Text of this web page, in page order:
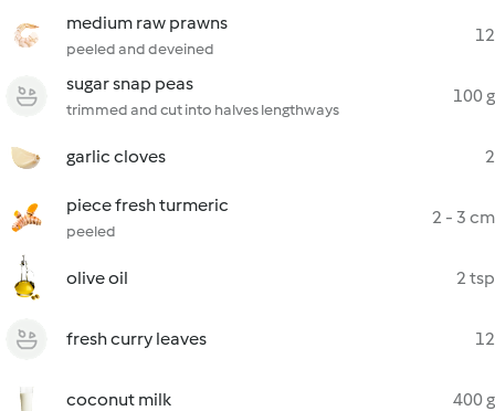
medium raw prawns
peeled and deveined
12
sugar snap peas
trimmed and cut into halves lengthways
100 g
garlic cloves 2
piece fresh turmeric
peeled
2 - 3 cm
olive oil 2 tsp
fresh curry leaves 12
coconut milk 400 g